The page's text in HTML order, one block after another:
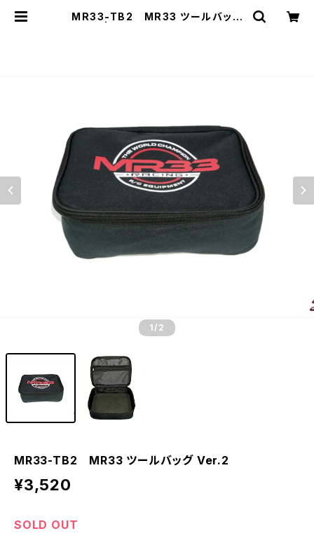
MR33-TB2 MR33 ツールバッグ
1 /2
MR33-TB2 MR33 ツールバッグ Ver.2
¥3,520
SOLD OUT